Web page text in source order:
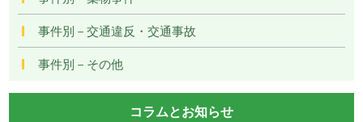
事件別－交通違反・交通事故
事件別－その他
コラムとお知らせ